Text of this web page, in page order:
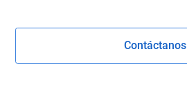
Contáctanos